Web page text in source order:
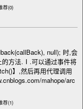
荐(0)
null); 时,会
的方法.Ⅰ.可以通过事件将
】,然后再用代理调用
mahope/arc
荐(1)